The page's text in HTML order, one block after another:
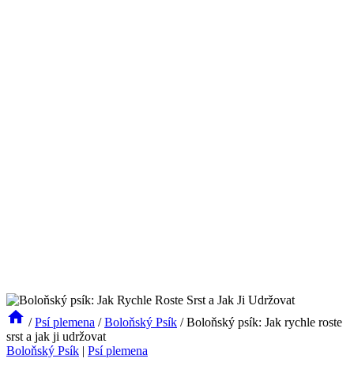
/ Psí plemena / Boloňský Psík / Boloňský psík: Jak rychle roste
srst a jak ji udržovat
Boloňský Psík | Psí plemena